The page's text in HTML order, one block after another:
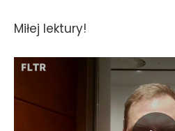
Miłej lektury!